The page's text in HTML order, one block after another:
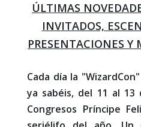
ÚLTIMAS
INVITADOS,
PRESENTACIONES Y
Cada día la
ya sabéis, del 11 al
Congresos Príncipe